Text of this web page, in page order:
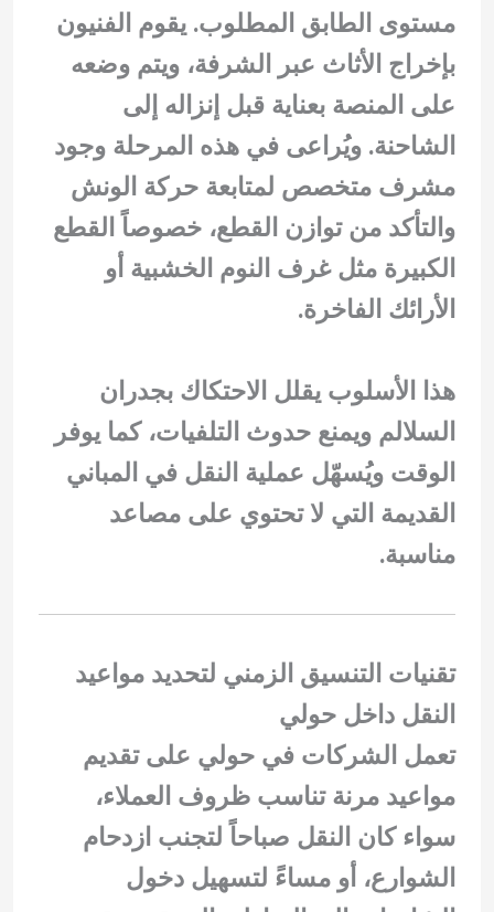
مستوى الطابق المطلوب. يقوم الفنيون
بإخراج الأثاث عبر الشرفة، ويتم وضعه
على المنصة بعناية قبل إنزاله إلى
الشاحنة. ويُراعى في هذه المرحلة وجود
مشرف متخصص لمتابعة حركة الونش
والتأكد من توازن القطع، خصوصاً القطع
الكبيرة مثل غرف النوم الخشبية أو
الأرائك الفاخرة.
هذا الأسلوب يقلل الاحتكاك بجدران
السلالم ويمنع حدوث التلفيات، كما يوفر
الوقت ويُسهّل عملية النقل في المباني
القديمة التي لا تحتوي على مصاعد
مناسبة.
تقنيات التنسيق الزمني لتحديد مواعيد
النقل داخل حولي
تعمل الشركات في حولي على تقديم
مواعيد مرنة تناسب ظروف العملاء،
سواء كان النقل صباحاً لتجنب ازدحام
الشوارع، أو مساءً لتسهيل دخول